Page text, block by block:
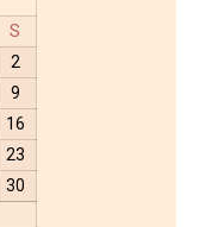
S
2
9
16
23
30